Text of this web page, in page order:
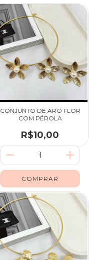
CONJUNTO DE ARO FLOR
COM PÉROLA
R$10,00